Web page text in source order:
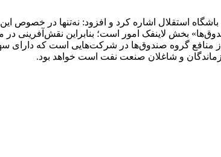
استقلال اشاره کرد و افزود: نه‌تنها در خصوص
بخش لاینفک امور است؛ بنابراین نقش‌آفرینی
گروه صندوق‌ها در شرکت‌هایی است که دارای
و شاغلان صنعت نفت است خواهد بود.